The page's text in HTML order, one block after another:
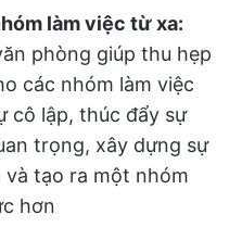
làm việc từ xa:
phòng giúp thu hẹp
các nhóm làm việc
cô lập, thúc đẩy sự
trọng, xây dựng sự
tạo ra một nhóm
hơn